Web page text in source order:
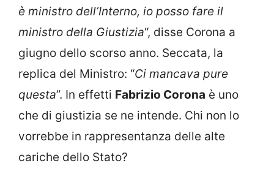
è ministro dell’Interno, io posso fare il
ministro della Giustizia“, disse Corona a
giugno dello scorso anno. Seccata, la
replica del Ministro: “Ci mancava pure
questa”. In effetti Fabrizio Corona è uno
che di giustizia se ne intende. Chi non lo
vorrebbe in rappresentanza delle alte
cariche dello Stato?